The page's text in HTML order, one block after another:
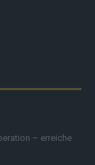
– erreiche